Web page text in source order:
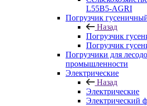
L55B5-AGRI
Погрузчик
Назад
Погрузчик
Погрузчик
Погрузчики для
промышленности
Электрические
Назад
Электрические
Электрический